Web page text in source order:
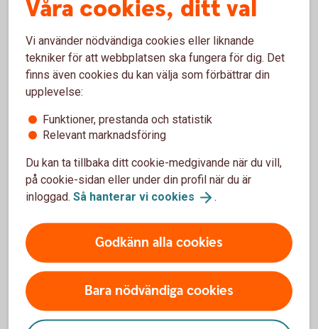
webbläsare?
Nya versioner av webbläsare är i allmänhet de säkraste och
minskar risken för intrång eller andra typer av säkerhetshot.
Tänk på att du också behöver ha ett uppdaterat
operativsystem.
Vi rekommenderar inte att du använder äldre versioner av
webbläsare och operativsystem, eftersom de inte alltid
stödjer funktionaliteten och säkerheten på våra
webbplatser och Internetbanken. Ibland slutar vi stödja
äldre, föråldrade versioner.
Nya versioner av webbläsare testas av oss för att
säkerställa att de fungerar bra med våra webbplatser och
Internetbanken, men inte alltid så snart nya versioner
släpps.
Våra cookies, ditt val
Vi använder nödvändiga cookies eller liknande
tekniker för att webbplatsen ska fungera för dig. Det
finns även cookies du kan välja som förbättrar din
upplevelse:
Funktioner, prestanda och statistik
Relevant marknadsföring
Du kan ta tillbaka ditt cookie-medgivande när du vill,
på cookie-sidan eller under din profil när du är
inloggad. Så hanterar vi cookies .
Godkänn alla cookies
Bara nödvändiga cookies